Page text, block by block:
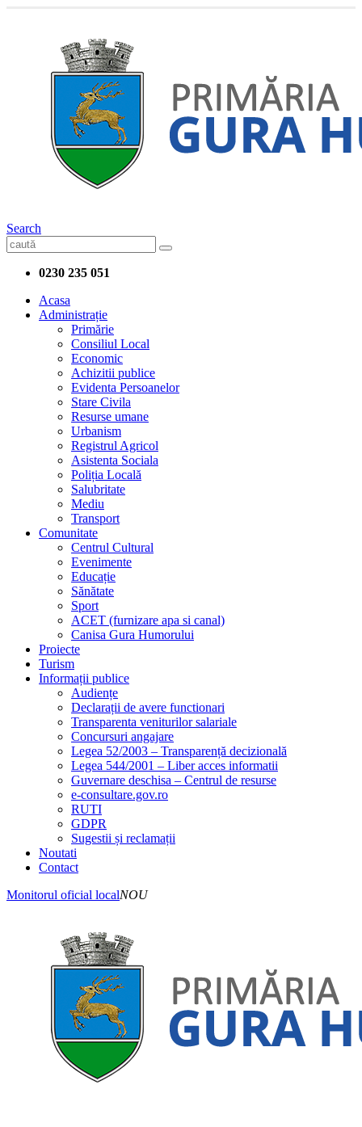
Search
0230 235 051
Acasa
Administrație
Primărie
Consiliul Local
Economic
Achizitii publice
Evidenta Persoanelor
Stare Civila
Resurse umane
Urbanism
Registrul Agricol
Asistenta Sociala
Poliția Locală
Salubritate
Mediu
Transport
Comunitate
Centrul Cultural
Evenimente
Educație
Sănătate
Sport
ACET (furnizare apa si canal)
Canisa Gura Humorului
Proiecte
Turism
Informații publice
Audiențe
Declarații de avere functionari
Transparenta veniturilor salariale
Concursuri angajare
Legea 52/2003 – Transparență decizională
Legea 544/2001 – Liber acces informatii
Guvernare deschisa – Centrul de resurse
e-consultare.gov.ro
RUTI
GDPR
Sugestii și reclamații
Noutati
Contact
Monitorul oficial localNOU